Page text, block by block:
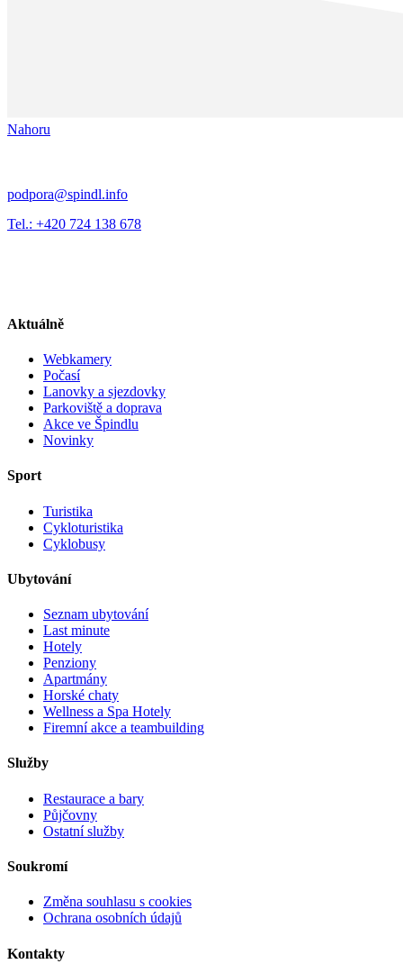
Nahoru
podpora@spindl.info
Tel.: +420 724 138 678
Aktuálně
Webkamery
Počasí
Lanovky a sjezdovky
Parkoviště a doprava
Akce ve Špindlu
Novinky
Sport
Turistika
Cykloturistika
Cyklobusy
Ubytování
Seznam ubytování
Last minute
Hotely
Penziony
Apartmány
Horské chaty
Wellness a Spa Hotely
Firemní akce a teambuilding
Služby
Restaurace a bary
Půjčovny
Ostatní služby
Soukromí
Změna souhlasu s cookies
Ochrana osobních údajů
Kontakty